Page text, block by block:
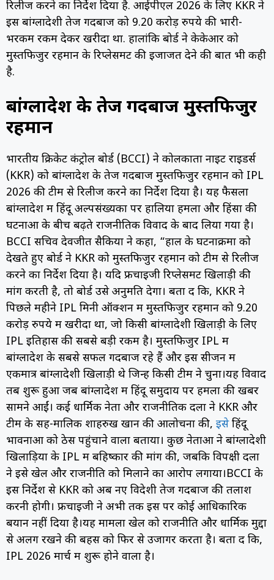
रिलीज करने का निर्देश दिया है. आईपीएल 2026 के लिए KKR ने
इस बांग्लादेशी तेज गेंदबाज को 9.20 करोड़ रुपये की भारी-
भरकम रकम देकर खरीदा था. हालांकि बोर्ड ने केकेआर को
मुस्तफिजुर रहमान के रिप्लेसमेंट की इजाजत देने की बात भी कही
है.
बांग्लादेश के तेज गेंदबाज मुस्तफिजुर
रहमान
भारतीय क्रिकेट कंट्रोल बोर्ड (BCCI) ने कोलकाता नाइट राइडर्स
(KKR) को बांग्लादेश के तेज गेंदबाज मुस्तफिजुर रहमान को IPL
2026 की टीम से रिलीज करने का निर्देश दिया है। यह फैसला
बांग्लादेश में हिंदू अल्पसंख्यकों पर हालिया हमलों और हिंसा की
घटनाओं के बीच बढ़ते राजनीतिक विवाद के बाद लिया गया है।
BCCI सचिव देवजीत सैकिया ने कहा, “हाल के घटनाक्रमों को
देखते हुए बोर्ड ने KKR को मुस्तफिजुर रहमान को टीम से रिलीज
करने का निर्देश दिया है। यदि फ्रेंचाइजी रिप्लेसमेंट खिलाड़ी की
मांग करती है, तो बोर्ड उसे अनुमति देगा। बता दें कि, KKR ने
पिछले महीने IPL मिनी ऑक्शन में मुस्तफिजुर रहमान को 9.20
करोड़ रुपये में खरीदा था, जो किसी बांग्लादेशी खिलाड़ी के लिए
IPL इतिहास की सबसे बड़ी रकम है। मुस्तफिजुर IPL में
बांग्लादेश के सबसे सफल गेंदबाज रहे हैं और इस सीजन में
एकमात्र बांग्लादेशी खिलाड़ी थे जिन्हें किसी टीम ने चुना।यह विवाद
तब शुरू हुआ जब बांग्लादेश में हिंदू समुदाय पर हमलों की खबरें
सामने आईं। कई धार्मिक नेता और राजनीतिक दलों ने KKR और
टीम के सह-मालिक शाहरुख खान की आलोचना की, इसेहिंदू
भावनाओं को ठेस पहुंचाने वाला बताया। कुछ नेताओं ने बांग्लादेशी
खिलाड़ियों के IPL में बहिष्कार की मांग की, जबकि विपक्षी दलों
ने इसे खेल और राजनीति को मिलाने का आरोप लगाया।BCCI के
इस निर्देश से KKR को अब नए विदेशी तेज गेंदबाज की तलाश
करनी होगी। फ्रेंचाइजी ने अभी तक इस पर कोई आधिकारिक
बयान नहीं दिया है।यह मामला खेल को राजनीति और धार्मिक मुद्दों
से अलग रखने की बहस को फिर से उजागर करता है। बता दें कि,
IPL 2026 मार्च में शुरू होने वाला है।